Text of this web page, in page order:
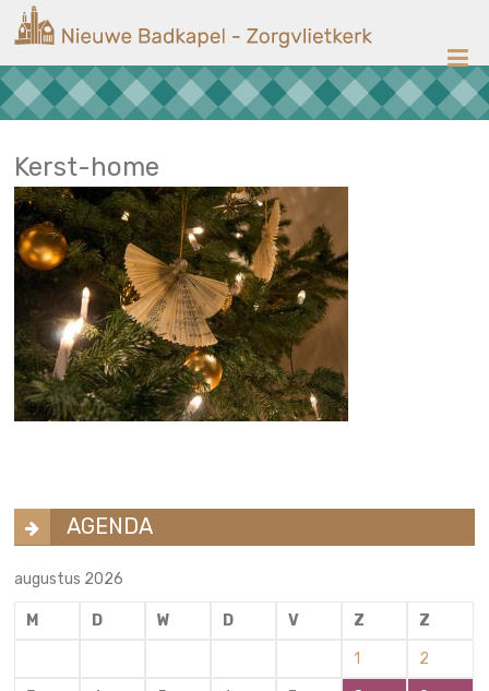
naar
inhoud
Nieuwe
Badkapel
Kerk
Kerst-home
AGENDA
augustus 2026
M D W D V Z Z
1 2